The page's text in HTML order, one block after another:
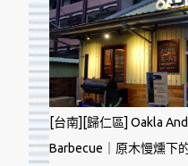
[台南][歸仁區] Oakla
Barbecue｜原木慢燻下